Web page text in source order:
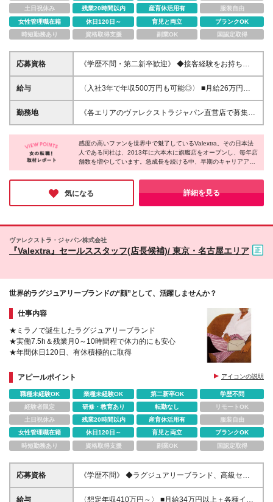
土日祝休み
残業20時間以内 産育休活用有
服装自由
女性管理職在籍
休日120日～ 育児と両立
ブランクOK
時短勤務あり
資格取得支援 副業OK 国認定取得
応募資格
《学歴不問・第二新卒歓迎》 ◆接客経験をお持ちの
方（業界・年数・雇用形態は問いません） ※業界経験
がある方は、給与面など優遇いたします
給与
〈入社3年で年収500万円も可能◎〉 ■月給26万円以
上＋各種インセンティブ ※残業代は別途全額支給いた
します ※経験や前職給与を考慮の上、決定いたします
勤務地
《各エリアのヴァレクストラジャパン直営店で募集
中！》 ◎希望や通勤時間を考慮して決定します 【札
幌】 札幌丸井今井本店 【東京】 東京ミッドタウン店/
伊勢丹新宿店/伊勢丹新宿店メンズ館/日本橋三越本店/
日本橋高島屋店/銀座三越店1階、6階/阪急メンズ東京
店/西武池袋本店/玉川高島屋店 【横浜】 横浜高島屋
店/横浜そごう 【名古屋】 ジェイアール名古屋タカシ
マヤ店/松坂屋名古屋店 【大阪】 阪急うめだ本店/阪急
メンズ大阪店/大阪高島屋店/あべのハルカス近鉄本店
感度の高いファンを世界中で魅了しているValextra。その日本法
人である同社は、2013年に六本木に旗艦店をオープンし、毎年店
舗数を増やしています。急成長を続ける中、早期のキャリアアッ
プが可能で、最短4ヶ月でストアマネージャーに抜擢された例も
あるそう。また、残業は月10時間以下、休みが取りやすいなどの
働きやすい環境が整っているため、ファッション業界で長期的に
キャリアを築きたい方に最適だと思います。
気になる 詳細を見る
ヴァレクストラ・ジャパン株式会社
『Valextra』セールススタッフ(店長候補)/ 東京・名古屋エリア
世界的ラグジュアリーブランドの“顔”として、活躍しませんか？
仕事内容
★ミラノで誕生したラグジュアリーブランド
★実働7.5h＆残業月0～10時間程で体力的にも安心
★年間休日120日、有休積極的に取得
アピールポイント アイコンの説明
職種未経験OK 業種未経験OK 第二新卒OK
学歴不問
経験者限定
研修・教育あり 転勤なし
リモートOK
土日祝休み
残業20時間以内 産育休活用有
服装自由
女性管理職在籍
休日120日～ 育児と両立
ブランクOK
時短勤務あり
資格取得支援 副業OK 国認定取得
応募資格
《学歴不問》 ◆ラグジュアリーブランド、高級セレ
クトショップでの店長経験 ◆大手ファッションブラ
ンドでのマネジメント経験
給与
〈想定年収410万円～〉 ■月給34万円以上＋各種イン